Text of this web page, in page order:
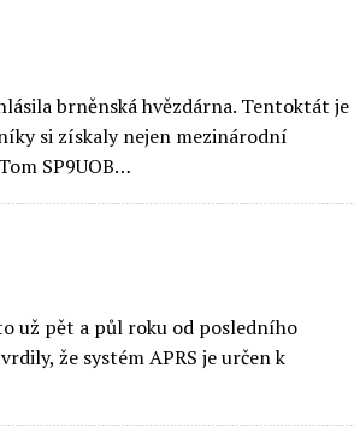
brněnská hvězdárna. Tentoktát je
si získaly nejen mezinárodní
SP9UOB…
už pět a půl roku od posledního
že systém APRS je určen k